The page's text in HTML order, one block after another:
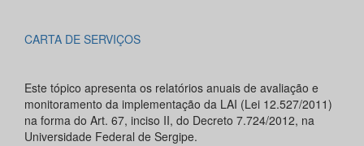
CARTA DE SERVIÇOS
Este tópico apresenta os relatórios anuais de avaliação e
monitoramento da implementação da LAI (Lei 12.527/2011)
na forma do Art. 67, inciso II, do Decreto 7.724/2012, na
Universidade Federal de Sergipe.